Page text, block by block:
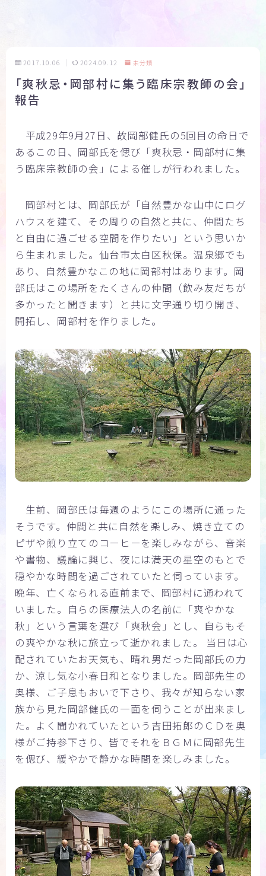
2017.10.06 2024.09.12 未分類
「爽秋忌・岡部村に集う臨床宗教師の会」
報告
平成29年9月27日、故岡部健氏の5回目の命日で
あるこの日、岡部氏を偲び「爽秋忌・岡部村に集
う臨床宗教師の会」による催しが行われました。
岡部村とは、岡部氏が「自然豊かな山中にログ
ハウスを建て、その周りの自然と共に、仲間たち
と自由に過ごせる空間を作りたい」という思いか
ら生まれました。仙台市太白区秋保。温泉郷でも
あり、自然豊かなこの地に岡部村はあります。岡
部氏はこの場所をたくさんの仲間（飲み友だちが
多かったと聞きます）と共に文字通り切り開き、
開拓し、岡部村を作りました。
生前、岡部氏は毎週のようにこの場所に通った
そうです。仲間と共に自然を楽しみ、焼き立ての
ピザや煎り立てのコーヒーを楽しみながら、音楽
や書物、議論に興じ、夜には満天の星空のもとで
穏やかな時間を過ごされていたと伺っています。
晩年、亡くなられる直前まで、岡部村に通われて
いました。自らの医療法人の名前に「爽やかな
秋」という言葉を選び「爽秋会」とし、自らもそ
の爽やかな秋に旅立って逝かれました。 当日は心
配されていたお天気も、晴れ男だった岡部氏の力
か、涼し気な小春日和となりました。岡部先生の
奥様、ご子息もおいで下さり、我々が知らない家
族から見た岡部健氏の一面を伺うことが出来まし
た。よく聞かれていたという吉田拓郎のＣＤを奥
様がご持参下さり、皆でそれをＢＧＭに岡部先生
を偲び、緩やかで静かな時間を楽しみました。